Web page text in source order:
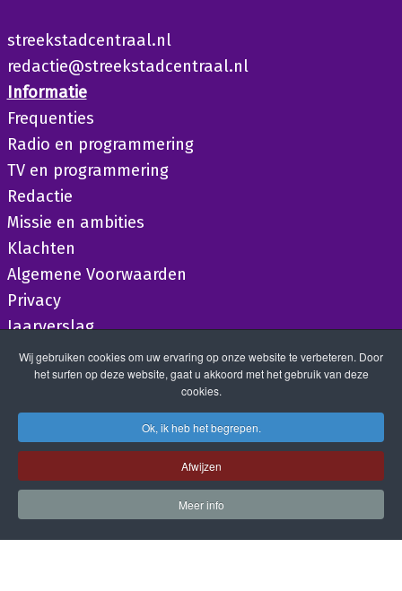
streekstadcentraal.nl
redactie@streekstadcentraal.nl
Informatie
Frequenties
Radio en programmering
TV en programmering
Redactie
Missie en ambities
Klachten
Algemene Voorwaarden
Privacy
Jaarverslag
Wij gebruiken cookies om uw ervaring op onze website te verbeteren. Door
het surfen op deze website, gaat u akkoord met het gebruik van deze
cookies.
Ok, ik heb het begrepen.
Afwijzen
Meer info